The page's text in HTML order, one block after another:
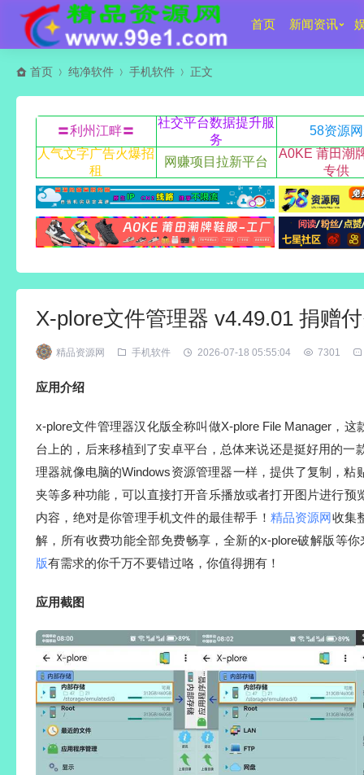
首页 新闻资讯
首页 纯净软件 手机软件 正文
〓利州江畔〓
社交平台数据提升服
务
58资源网
人气文字广告火爆招
租
网赚项目拉新平台
A0KE 莆田潮
专供
X-plore文件管理器 v4.49.01 捐赠
精品资源网 手机软件 2026-07-18 05:55:04 7301
应用介绍
x-plore文件管理器汉化版全称叫做X-plore File Manager，这
台上的，后来移植到了安卓平台，总体来说还是挺好用的一
理器就像电脑的Windows资源管理器一样，提供了复制，粘
夹等多种功能，可以直接打开音乐播放或者打开图片进行预
内容，绝对是你管理手机文件的最佳帮手！ 精品资源网收集
解，所有收费功能全部免费畅享，全新的x-plore破解版等
版有需求的你千万不要错过咯，你值得拥有！
应用截图